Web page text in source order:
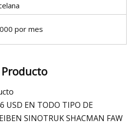
por mes
USD EN TODO TIPO DE
SINOTRUK SHACMAN FAW